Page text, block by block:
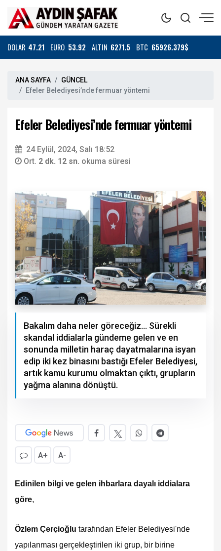
DOLAR 47.21 EURO 53.92 ALTIN 6271.5 BTC 65926.379$
ANA SAYFA
GÜNCEL
Efeler Belediyesi’nde fermuar yöntemi
Efeler Belediyesi’nde fermuar yöntemi
24 Eylül, 2024, Salı 18:52
Ort. 2 dk. 12 sn. okuma süresi
Bakalım daha neler göreceğiz… Sürekli
skandal iddialarla gündeme gelen ve en
sonunda milletin haraç dayatmalarına isyan
edip iki kez binasını bastığı Efeler Belediyesi,
artık kamu kurumu olmaktan çıktı, grupların
yağma alanına dönüştü.
A+ A-
Edinilen bilgi ve gelen ihbarlara dayalı iddialara
göre,
Özlem Çerçioğlu tarafından Efeler Belediyesi'nde
yapılanması gerçekleştirilen iki grup, bir birine